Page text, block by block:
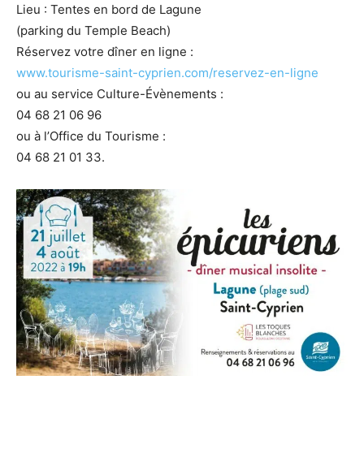
Lieu : Tentes en bord de Lagune
(parking du Temple Beach)
Réservez votre dîner en ligne :
www.tourisme-saint-cyprien.com/reservez-en-ligne
ou au service Culture-Évènements :
04 68 21 06 96
ou à l’Office du Tourisme :
04 68 21 01 33.